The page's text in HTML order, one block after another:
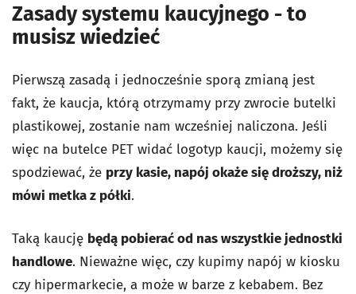
Zasady systemu kaucyjnego - to
musisz wiedzieć
Pierwszą zasadą i jednocześnie sporą zmianą jest
fakt, że kaucja, którą otrzymamy przy zwrocie butelki
plastikowej, zostanie nam wcześniej naliczona. Jeśli
więc na butelce PET widać logotyp kaucji, możemy się
spodziewać, że przy kasie, napój okaże się droższy, niż
mówi metka z półki.
Taką kaucję będą pobierać od nas wszystkie jednostki
handlowe. Nieważne więc, czy kupimy napój w kiosku
czy hipermarkecie, a może w barze z kebabem. Bez